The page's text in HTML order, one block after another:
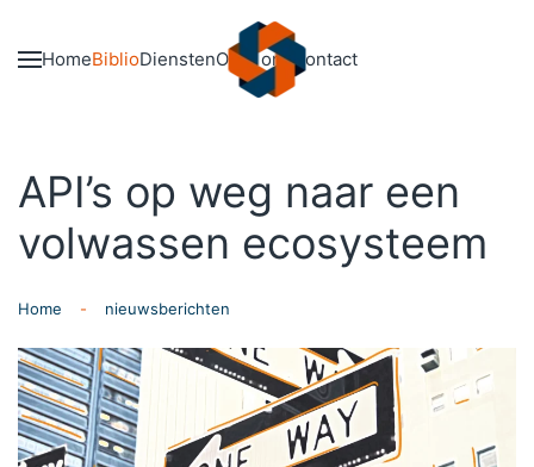
Skip to main content
HomeBiblioDienstenOver onsContact
API’s op weg naar een
volwassen ecosysteem
Home nieuwsberichten